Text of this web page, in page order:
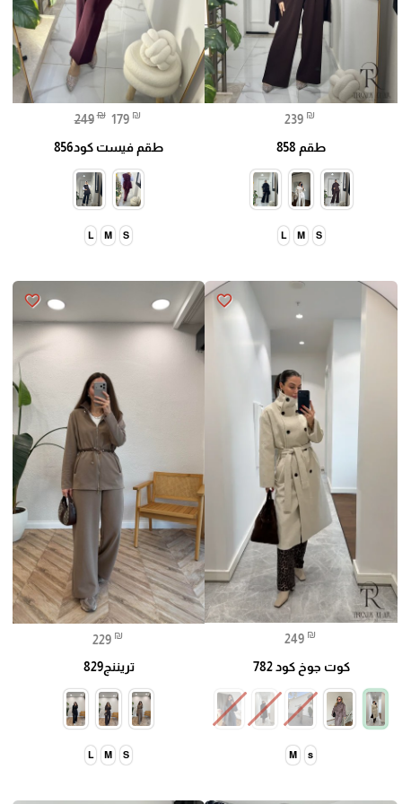
239 ₪
طقم 858
S
M
L
249 ₪ 179 ₪
طقم فيست كود856
S
M
L
favorite_border
249 ₪
كوت جوخ كود 782
M
favorite_border
229 ₪
تريننج829
S
M
L